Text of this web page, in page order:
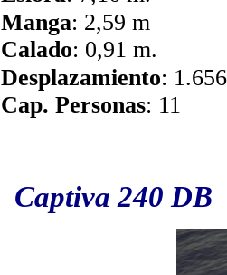
Manga: 2,59 m
Calado: 0,91 m.
Desplazamiento:
Cap. Personas: 11
Captiva 240 DB